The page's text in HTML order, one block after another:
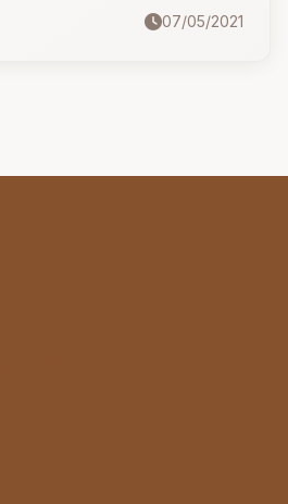
Hy Lạp, đồng thời là cha
hồ.
07/05/2021